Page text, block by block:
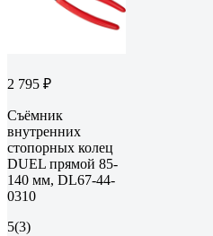
2 795 ₽
Съёмник
внутренних
стопорных колец
DUEL прямой 85-
140 мм, DL67-44-
0310
5(3)